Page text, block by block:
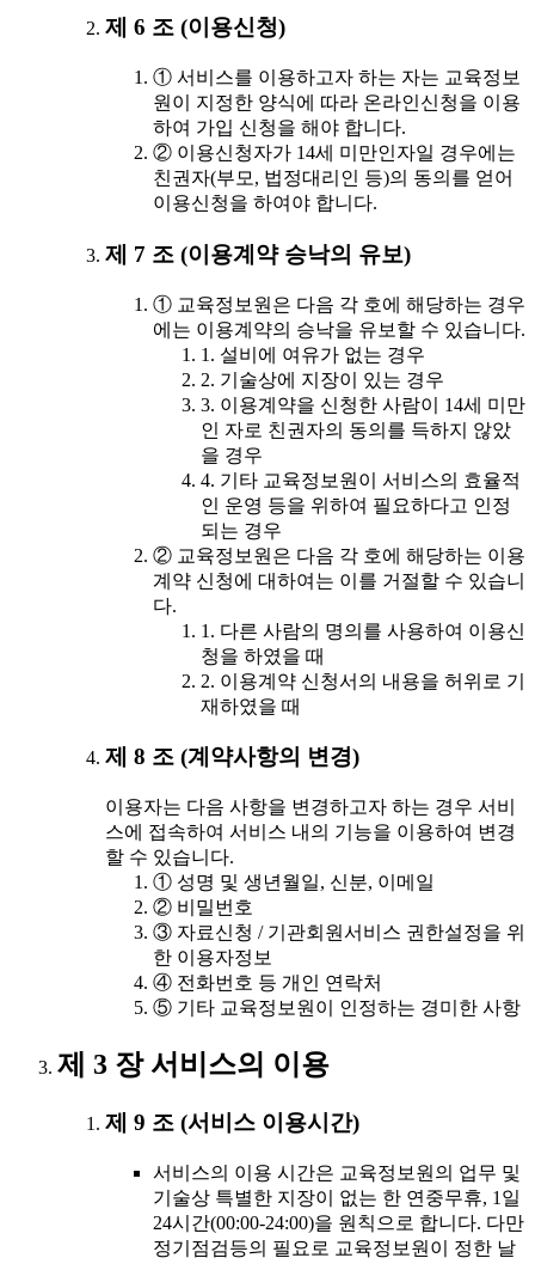
제 6 조 (이용신청)
① 서비스를 이용하고자 하는 자는 교육정보
원이 지정한 양식에 따라 온라인신청을 이용
하여 가입 신청을 해야 합니다.
② 이용신청자가 14세 미만인자일 경우에는
친권자(부모, 법정대리인 등)의 동의를 얻어
이용신청을 하여야 합니다.
제 7 조 (이용계약 승낙의 유보)
① 교육정보원은 다음 각 호에 해당하는 경우
에는 이용계약의 승낙을 유보할 수 있습니다.
1. 설비에 여유가 없는 경우
2. 기술상에 지장이 있는 경우
3. 이용계약을 신청한 사람이 14세 미만
인 자로 친권자의 동의를 득하지 않았
을 경우
4. 기타 교육정보원이 서비스의 효율적
인 운영 등을 위하여 필요하다고 인정
되는 경우
② 교육정보원은 다음 각 호에 해당하는 이용
계약 신청에 대하여는 이를 거절할 수 있습니
다.
1. 다른 사람의 명의를 사용하여 이용신
청을 하였을 때
2. 이용계약 신청서의 내용을 허위로 기
재하였을 때
제 8 조 (계약사항의 변경)
이용자는 다음 사항을 변경하고자 하는 경우 서비
스에 접속하여 서비스 내의 기능을 이용하여 변경
할 수 있습니다.
① 성명 및 생년월일, 신분, 이메일
② 비밀번호
③ 자료신청 / 기관회원서비스 권한설정을 위
한 이용자정보
④ 전화번호 등 개인 연락처
⑤ 기타 교육정보원이 인정하는 경미한 사항
제 3 장 서비스의 이용
제 9 조 (서비스 이용시간)
서비스의 이용 시간은 교육정보원의 업무 및
기술상 특별한 지장이 없는 한 연중무휴, 1일
24시간(00:00-24:00)을 원칙으로 합니다. 다만
정기점검등의 필요로 교육정보원이 정한 날